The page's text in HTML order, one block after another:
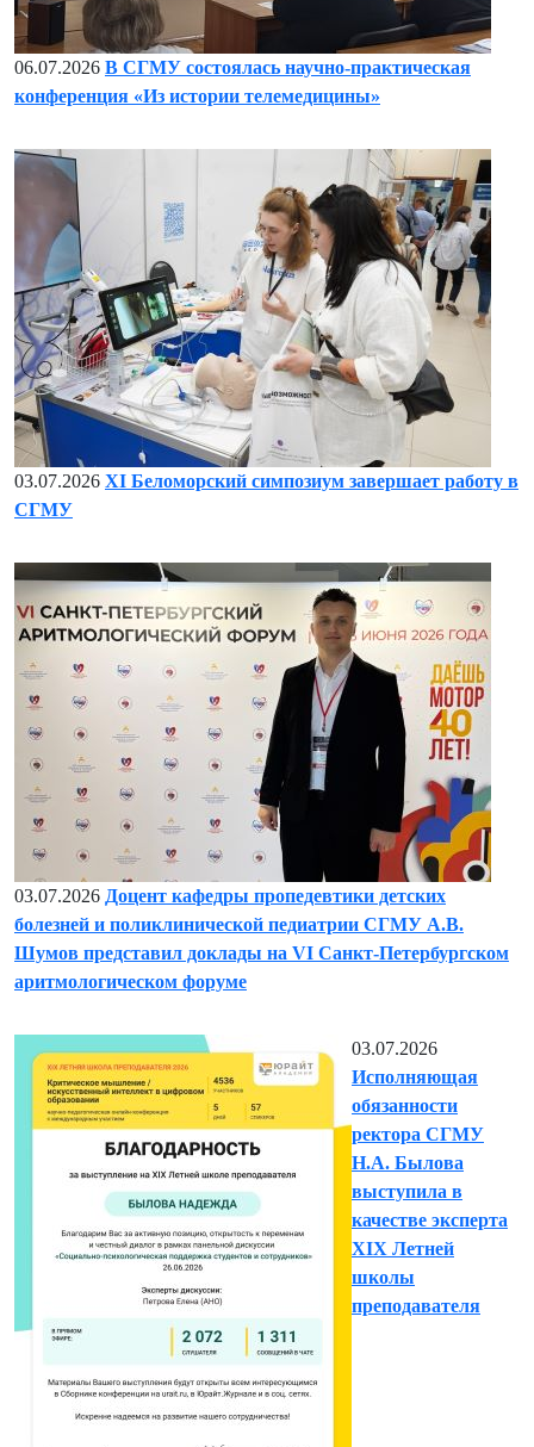
06.07.2026 В СГМУ состоялась научно-практическая
конференция «Из истории телемедицины»
03.07.2026 XI Беломорский симпозиум завершает работу в
СГМУ
03.07.2026 Доцент кафедры пропедевтики детских
болезней и поликлинической педиатрии СГМУ А.В.
Шумов представил доклады на VI Санкт-Петербургском
аритмологическом форуме
03.07.2026
Исполняющая
обязанности
ректора СГМУ
Н.А. Былова
выступила в
качестве эксперта
XIX Летней
школы
преподавателя